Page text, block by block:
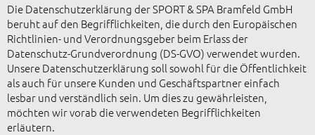
Die Datenschutzerklärung der SPORT & SPA Bramfeld GmbH
beruht auf den Begrifflichkeiten, die durch den Europäischen
Richtlinien- und Verordnungsgeber beim Erlass der
Datenschutz-Grundverordnung (DS-GVO) verwendet wurden.
Unsere Datenschutzerklärung soll sowohl für die Öffentlichkeit
als auch für unsere Kunden und Geschäftspartner einfach
lesbar und verständlich sein. Um dies zu gewährleisten,
möchten wir vorab die verwendeten Begrifflichkeiten
erläutern.